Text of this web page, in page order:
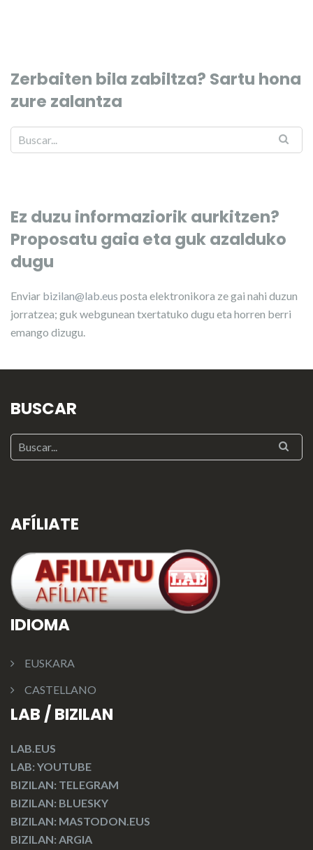
Zerbaiten bila zabiltza? Sartu hona
zure zalantza
Ez duzu informaziorik aurkitzen?
Proposatu gaia eta guk azalduko
dugu
Enviar bizilan@lab.eus posta elektronikora ze gai nahi duzun
jorratzea; guk webgunean txertatuko dugu eta horren berri
emango dizugu.
BUSCAR
AFÍLIATE
IDIOMA
EUSKARA
CASTELLANO
LAB / BIZILAN
LAB.EUS
LAB: YOUTUBE
BIZILAN: TELEGRAM
BIZILAN: BLUESKY
BIZILAN: MASTODON.EUS
BIZILAN: ARGIA